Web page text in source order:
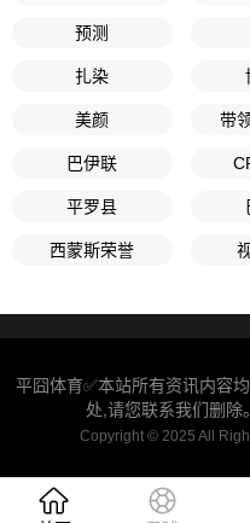
预测
扎染
美颜 带
巴伊联
平罗县
西蒙斯荣誉
平囧体育✅本站所有资讯内容
处,请您联系我们删
Copyright © 2025 All